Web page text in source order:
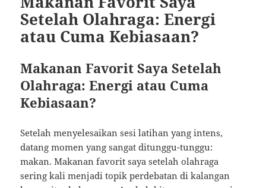
Setelah Olahraga: Energi
atau Cuma Kebiasaan?
Makanan Favorit Saya Setelah
Olahraga: Energi atau Cuma
Kebiasaan?
Setelah menyelesaikan sesi latihan yang intens,
datang momen yang sangat ditunggu-tunggu:
makan. Makanan favorit saya setelah olahraga
sering kali menjadi topik perdebatan di kalangan